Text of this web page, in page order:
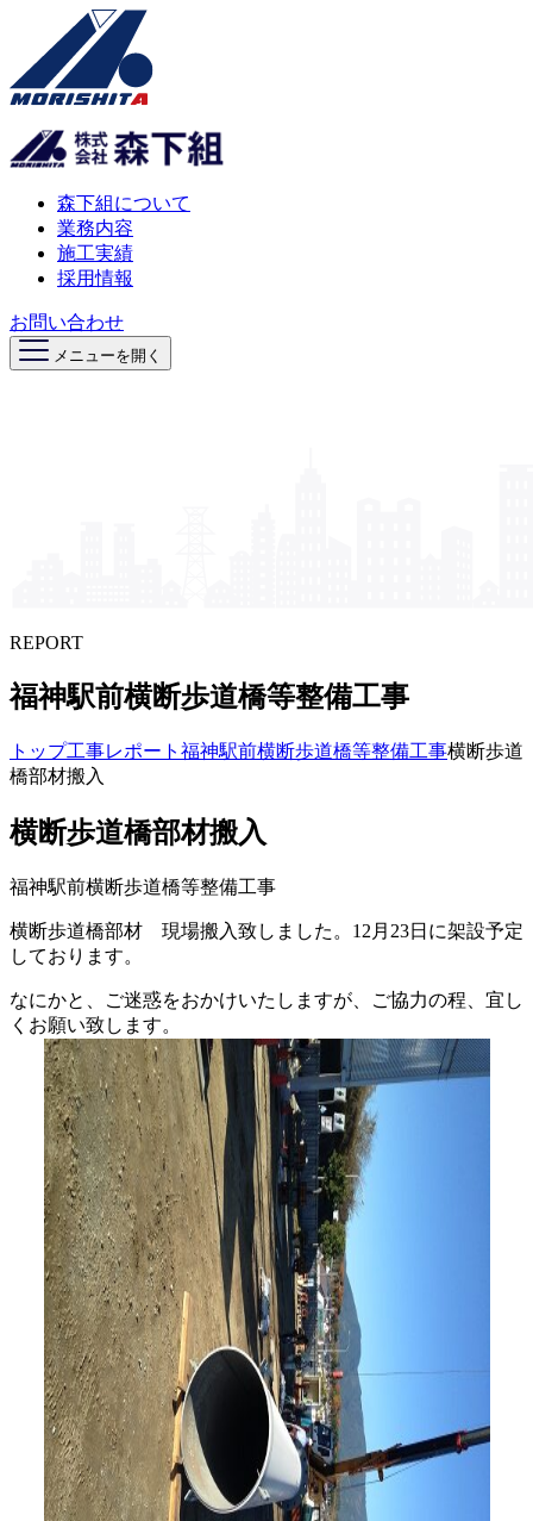
森下組について
業務内容
施工実績
採用情報
お問い合わせ
メニューを開く
REPORT
福神駅前横断歩道橋等整備工事
トップ工事レポート 福神駅前横断歩道橋等整備工事横断歩道
橋部材搬入
横断歩道橋部材搬入
福神駅前横断歩道橋等整備工事
横断歩道橋部材 現場搬入致しました。12月23日に架設予定
しております。
なにかと、ご迷惑をおかけいたしますが、ご協力の程、宜し
くお願い致します。